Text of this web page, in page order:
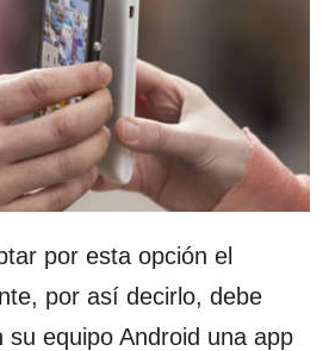
por esta opción el
por así decirlo, debe
su equipo Android una app